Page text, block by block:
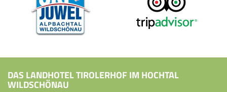
DAS LANDHOTEL TIROLERHOF IM HOCHTAL
WILDSCHÖNAU